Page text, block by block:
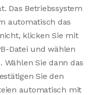
Das Betriebssystem
automatisch das
klicken Sie mit
Datei und wählen
. Wählen Sie dann das
Sie den
automatisch mit